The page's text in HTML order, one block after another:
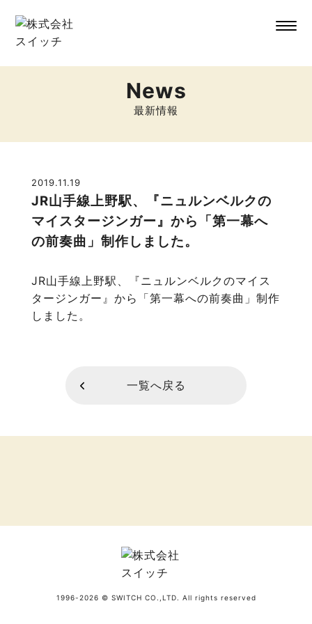
News
最新情報
2019.11.19
JR山手線上野駅、『ニュルンベルクの
マイスタージンガー』から「第一幕へ
の前奏曲」制作しました。
JR山手線上野駅、『ニュルンベルクのマイス
タージンガー』から「第一幕への前奏曲」制作
しました。
一覧へ戻る
1996-2026 © SWITCH CO.,LTD. All rights reserved